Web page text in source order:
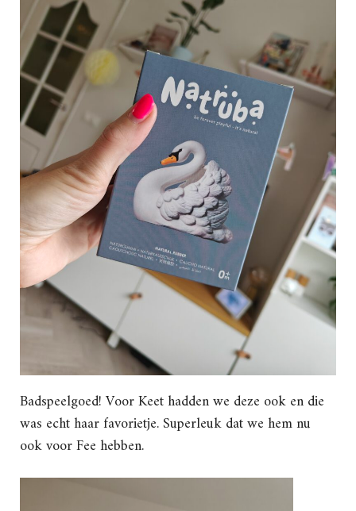
Badspeelgoed! Voor Keet hadden we deze ook en die
was echt haar favorietje. Superleuk dat we hem nu
ook voor Fee hebben.